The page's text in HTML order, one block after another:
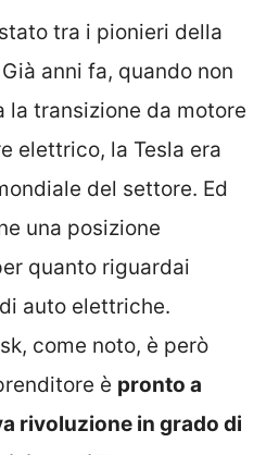
tra i pionieri della
anni fa, quando non
la transizione da motore
elettrico, la Tesla era
del settore. Ed
una posizione
quanto riguardai
auto elettriche.
come noto, è però
è pronto a
rivoluzione in grado di